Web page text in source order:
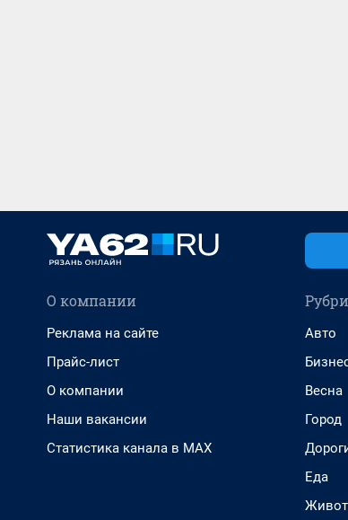
О компании
Реклама на сайте
Прайс-лист
О компании
Наши вакансии
Статистика канала в MAX
Авто
Весна
Город
Еда